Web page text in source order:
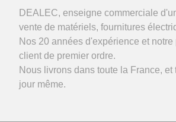
DEALEC, enseigne commerciale
vente de matériels, fournitures
Nos 20 années d'expérience et
client de premier ordre.
Nous livrons dans toute la France,
jour même.